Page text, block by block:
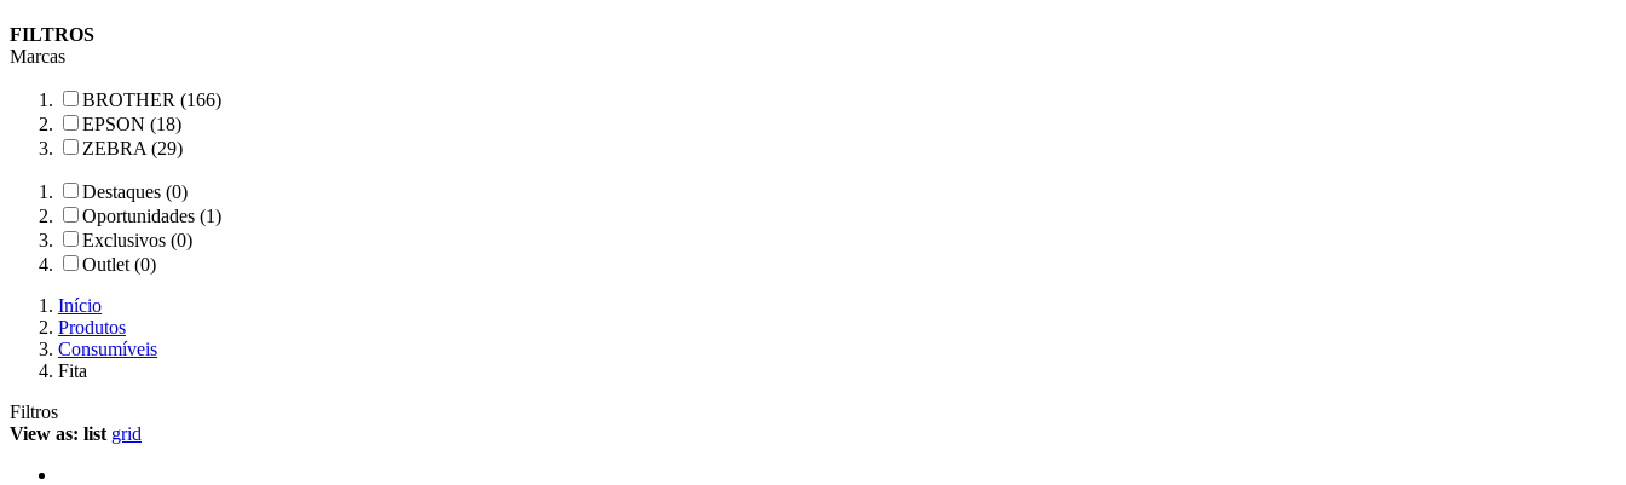
FILTROS
Marcas
BROTHER (166)
EPSON (18)
ZEBRA (29)
Destaques (0)
Oportunidades (1)
Exclusivos (0)
Outlet (0)
Início
Produtos
Consumíveis
Fita
Filtros
View as: list grid